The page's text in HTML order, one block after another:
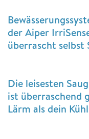
der Aiper
überrascht
Die leisesten
ist überraschend
Lärm als dein